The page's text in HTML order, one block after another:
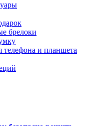
брелоки
телефона и планшета